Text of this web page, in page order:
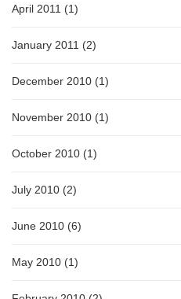
April 2011 (1)
January 2011 (2)
December 2010 (1)
November 2010 (1)
October 2010 (1)
July 2010 (2)
June 2010 (6)
May 2010 (1)